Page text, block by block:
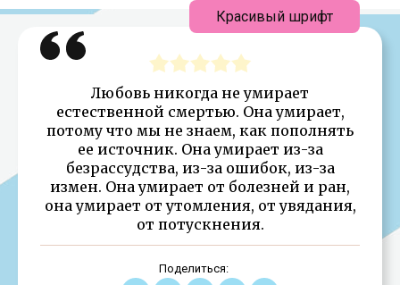
Любовь никогда не умирает
естественной смертью. Она умирает,
потому что мы не знаем, как пополнять
ее источник. Она умирает из-за
безрассудства, из-за ошибок, из-за
измен. Она умирает от болезней и ран,
она умирает от утомления, от увядания,
от потускнения.
Поделиться:
Красивый шрифт